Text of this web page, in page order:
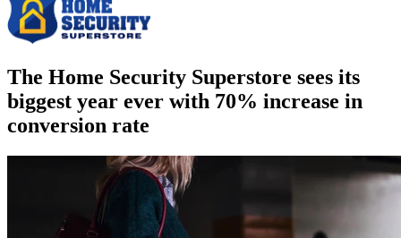
The Home Security Superstore sees its
biggest year ever with 70% increase in
conversion rate